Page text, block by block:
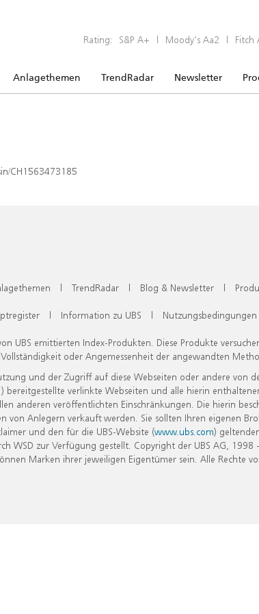
Rating: S&P A+ | Moody’s Aa2 | Fitch
Anlagethemen TrendRadar Newsletter
CH1563473185
| TrendRadar | Blog & Newsletter |
| Information zu UBS | Nutzungsbedingungen
UBS emittierten Index-Produkten. Diese Produkte
oder Angemessenheit der angewandten
und der Zugriff auf diese Webseiten oder andere von
verlinkte Webseiten und alle hierin
anderen veröffentlichten Einschränkungen. Die hierin
Anlegern verkauft werden. Sie sollten Ihren eigenen
und den für die UBS-Website (www.ubs.com)
zur Verfügung gestellt. Copyright der UBS AG, 1998
Marken ihrer jeweiligen Eigentümer sein. Alle Rechte